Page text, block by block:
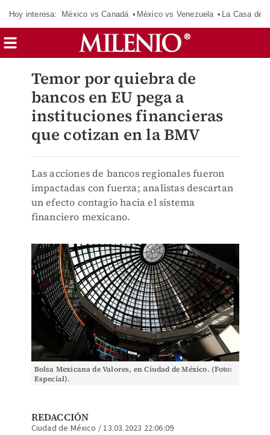
Hoy interesa: México vs Canadá México vs Venezuela La Casa de
Temor por quiebra de
bancos en EU pega a
instituciones financieras
que cotizan en la BMV
Las acciones de bancos regionales fueron
impactadas con fuerza; analistas descartan
un efecto contagio hacia el sistema
financiero mexicano.
Bolsa Mexicana de Valores, en Ciudad de México. (Foto:
Especial).
REDACCIÓN
Ciudad de México /13.03.2023 22:06:09